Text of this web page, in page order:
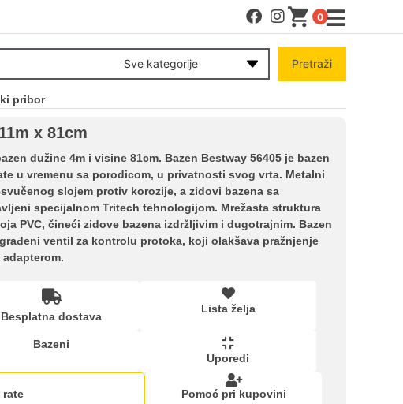
0
Sve kategorije Pretraži
pribor
x 81cm
dužine 4m i visine 81cm. Bazen Bestway 56405 je bazen
u vremenu sa porodicom, u privatnosti svog vrta. Metalni
slojem protiv korozije, a zidovi bazena sa
specijalnom Tritech tehnologijom. Mrežasta struktura
PVC, čineći zidove bazena izdržljivim i dugotrajnim. Bazen
ventil za kontrolu protoka, koji olakšava pražnjenje
Besplatna dostava
Lista želja
Bazeni
Uporedi
rate Pomoć pri kupovini
Račun
Kupovina na rate
Lista želja
Upoređeni proizvodi
Zahtjev za reklamaciju